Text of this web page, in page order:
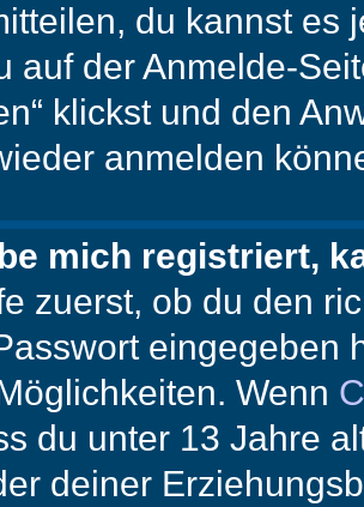
du kannst es
auf der Anmelde-
klickst und den
anmelden
mich registriert,
zuerst, ob du den
eingegeben
Wenn
du unter 13 Jahre
deiner